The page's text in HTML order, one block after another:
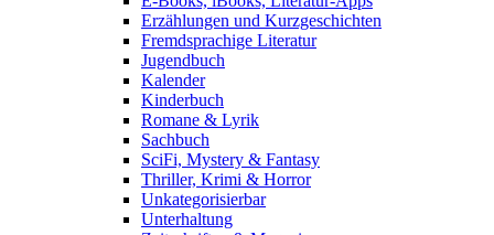
Erzählungen und Kurzgeschichten
Fremdsprachige Literatur
Jugendbuch
Kalender
Kinderbuch
Romane & Lyrik
Sachbuch
SciFi, Mystery & Fantasy
Thriller, Krimi & Horror
Unkategorisierbar
Unterhaltung